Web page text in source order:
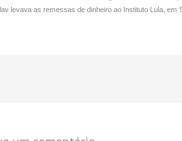
levava as remessas de dinheiro ao Instituto Lula, em